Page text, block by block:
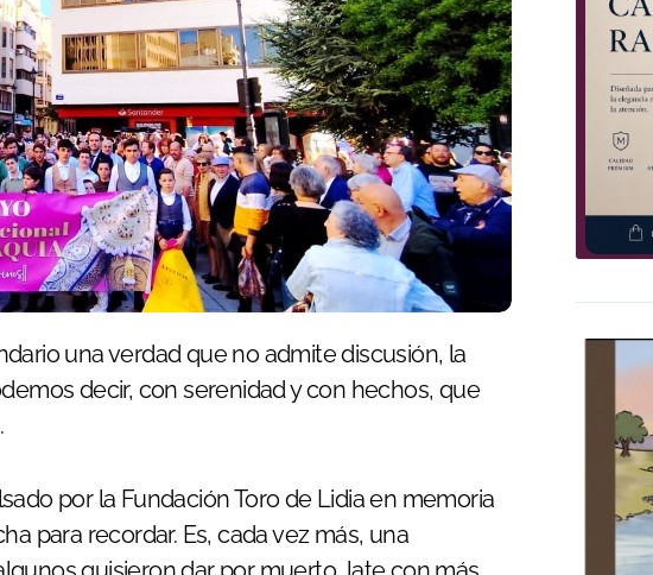
una verdad que no admite discusión, la
decir, con serenidad y con hechos, que
por la Fundación Toro de Lidia en memoria
para recordar. Es, cada vez más, una